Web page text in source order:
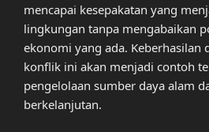
mencapai kesepakatan yang
lingkungan tanpa mengabaikan
ekonomi yang ada. Keberhasilan
konflik ini akan menjadi contoh
pengelolaan sumber daya alam
berkelanjutan.